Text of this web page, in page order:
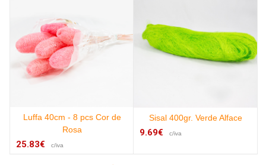
Luffa 40cm - 8 pcs Cor de
Rosa
25.83€ c/iva
Sisal 400gr. Verde Alface
9.69€ c/iva